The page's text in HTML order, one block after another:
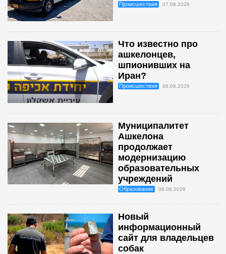
Происшествия 07.08.2026
Что известно про
ашкелонцев,
шпионивших на
Иран?
Происшествия 06.08.2026
Муниципалитет
Ашкелона
продолжает
модернизацию
образовательных
учреждений
Образование 06.08.2026
Новый
информационный
сайт для владельцев
собак